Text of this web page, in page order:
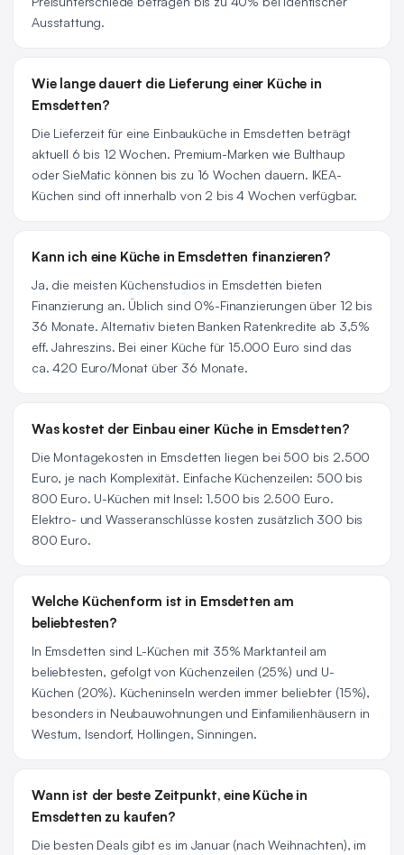
Ausstattung.
Wie lange dauert die Lieferung einer Küche in
Emsdetten?
Die Lieferzeit für eine Einbauküche in Emsdetten beträgt
aktuell 6 bis 12 Wochen. Premium-Marken wie Bulthaup
oder SieMatic können bis zu 16 Wochen dauern. IKEA-
Küchen sind oft innerhalb von 2 bis 4 Wochen verfügbar.
Kann ich eine Küche in Emsdetten finanzieren?
Ja, die meisten Küchenstudios in Emsdetten bieten
Finanzierung an. Üblich sind 0%-Finanzierungen über 12 bis
36 Monate. Alternativ bieten Banken Ratenkredite ab 3,5%
eff. Jahreszins. Bei einer Küche für 15.000 Euro sind das
ca. 420 Euro/Monat über 36 Monate.
Was kostet der Einbau einer Küche in Emsdetten?
Die Montagekosten in Emsdetten liegen bei 500 bis 2.500
Euro, je nach Komplexität. Einfache Küchenzeilen: 500 bis
800 Euro. U-Küchen mit Insel: 1.500 bis 2.500 Euro.
Elektro- und Wasseranschlüsse kosten zusätzlich 300 bis
800 Euro.
Welche Küchenform ist in Emsdetten am
beliebtesten?
In Emsdetten sind L-Küchen mit 35% Marktanteil am
beliebtesten, gefolgt von Küchenzeilen (25%) und U-
Küchen (20%). Kücheninseln werden immer beliebter (15%),
besonders in Neubauwohnungen und Einfamilienhäusern in
Westum, Isendorf, Hollingen, Sinningen.
Wann ist der beste Zeitpunkt, eine Küche in
Emsdetten zu kaufen?
Die besten Deals gibt es im Januar (nach Weihnachten), im